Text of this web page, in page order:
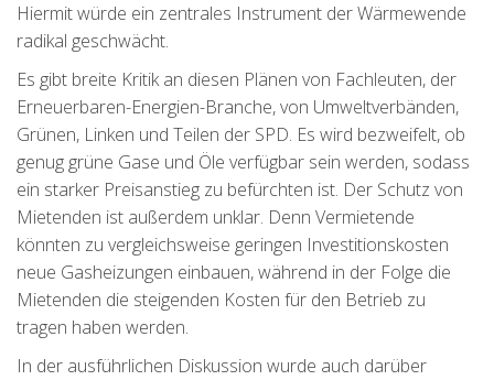
Hiermit würde ein zentrales Instrument der Wärmewende
radikal geschwächt.
Es gibt breite Kritik an diesen Plänen von Fachleuten, der
Erneuerbaren-Energien-Branche, von Umweltverbänden,
Grünen, Linken und Teilen der SPD. Es wird bezweifelt, ob
genug grüne Gase und Öle verfügbar sein werden, sodass
ein starker Preisanstieg zu befürchten ist. Der Schutz von
Mietenden ist außerdem unklar. Denn Vermietende
könnten zu vergleichsweise geringen Investitionskosten
neue Gasheizungen einbauen, während in der Folge die
Mietenden die steigenden Kosten für den Betrieb zu
tragen haben werden.
In der ausführlichen Diskussion wurde auch darüber